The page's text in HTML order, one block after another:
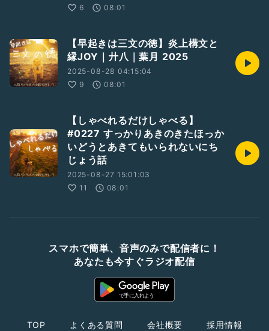
6
08:01
【早起きは三文の徳】炎上構文と
縁JOY｜廾八｜葉月 2025
2025-08-28 04:15:04
9
08:01
【しゃべれるだけしゃべる】
#0227 すっかりあきのきたほっか
いどうとあきてもいられないにち
じょう話
2025-08-27 15:01:03
11
08:01
スマホで簡単、音声のみで配信者に！
あなたも今すぐラジオ配信
TOP よくある質問 会社概要 採用情報